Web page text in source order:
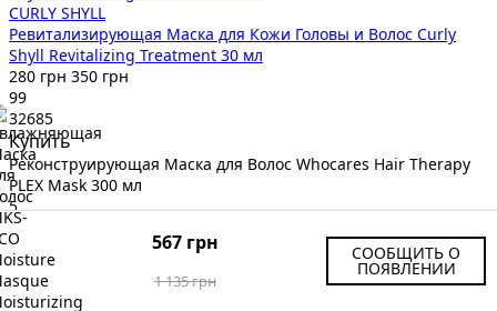
567 грн
1 135 грн
СООБЩИТЬ О
ПОЯВЛЕНИИ
CURLY SHYLL
Ревитализирующая Маска для Кожи Головы и Волос Curly
Shyll Revitalizing Treatment 30 мл
280 грн 350 грн
99
32685
Купить
Реконструирующая Маска для Волос Whocares Hair Therapy
PLEX Mask 300 мл
5
35015
999
Whocares
Category products